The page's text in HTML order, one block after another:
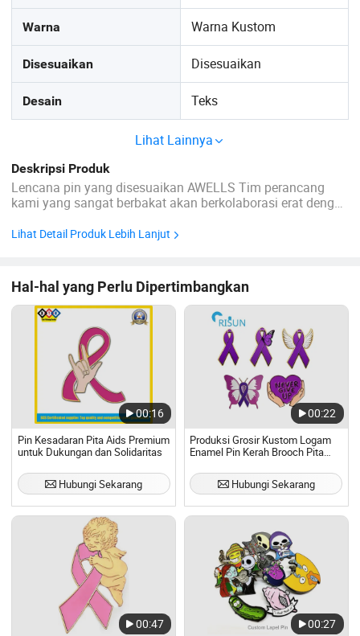
Warna Warna Kustom
Disesuaikan Disesuaikan
Desain Teks
Lihat Lainnya
Deskripsi Produk
Lencana pin yang disesuaikan AWELLS Tim perancang
kami yang sangat berbakat akan berkolaborasi erat dengan
benar-benar mewujudkan identitas unik merek Anda. Baik
Lihat Detail Produk Lebih Lanjut
Hal-hal yang Perlu Dipertimbangkan
00:16
Pin Kesadaran Pita Aids Premium
untuk Dukungan dan Solidaritas
Hubungi Sekarang
00:22
Produksi Grosir Kustom Logam
Enamel Pin Kerah Brooch Pita
Diri Pita Ungu Kupu-Kupu
Kesadaran Kekerasan Dalam
Hubungi Sekarang
00:47 00:27